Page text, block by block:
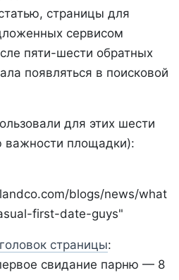
страницы для
сервисом
пяти-шести обратных
появляться в поисковой
для этих шести
важности площадки):
blogs/news/what
first-date-guys"
страницы:
свидание парню — 8